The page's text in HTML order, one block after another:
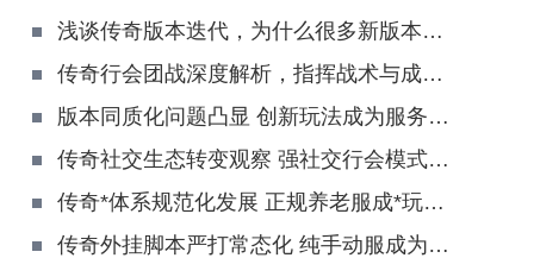
浅谈传奇版本迭代，为什么很多新版本留不住老玩家
传奇行会团战深度解析，指挥战术与成员配合核心要点
版本同质化问题凸显 创新玩法成为服务器破局关键
传奇社交生态转变观察 强社交行会模式向轻量化自由社交过渡
传奇*体系规范化发展 正规养老服成*玩家首选赛道
传奇外挂脚本严打常态化 纯手动服成为玩家首选净土